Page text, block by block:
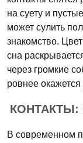
на суету и
может сулить
знакомство.
сна
через громкие
ровнее окажется
КОНТАКТЫ:
В современном